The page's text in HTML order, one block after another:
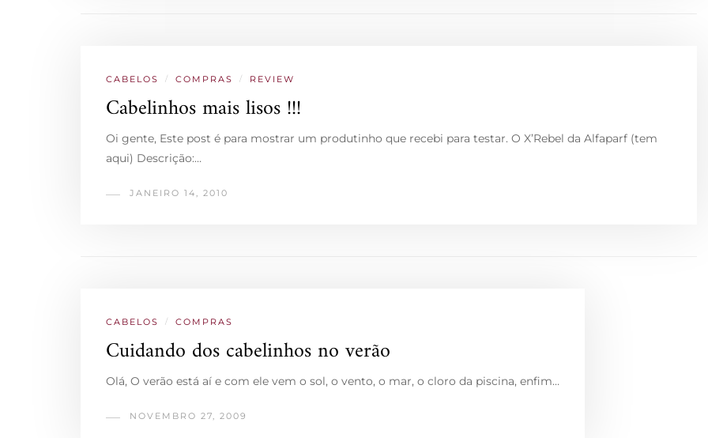
CABELOS / COMPRAS / REVIEW
Cabelinhos mais lisos !!!
Oi gente, Este post é para mostrar um produtinho que recebi para testar. O X’Rebel da Alfaparf (tem
aqui) Descrição:…
JANEIRO 14, 2010
CABELOS / COMPRAS
Cuidando dos cabelinhos no verão
Olá, O verão está aí e com ele vem o sol, o vento, o mar, o cloro da piscina, enfim…
NOVEMBRO 27, 2009